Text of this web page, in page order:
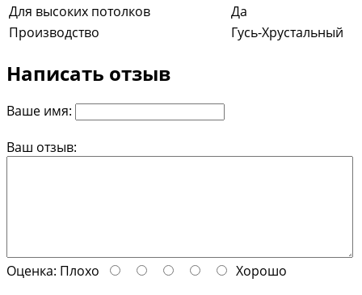
Для высоких потолков
Да
Производство
Гусь-Хрустальный
Написать отзыв
Ваше имя:
Ваш отзыв:
Оценка: Плохо
Хорошо